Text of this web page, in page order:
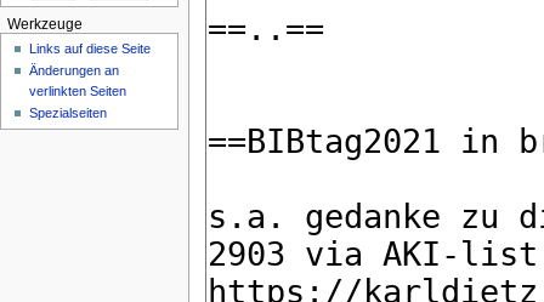
Werkzeuge
Links auf diese Seite
Änderungen an
verlinkten Seiten
Spezialseiten